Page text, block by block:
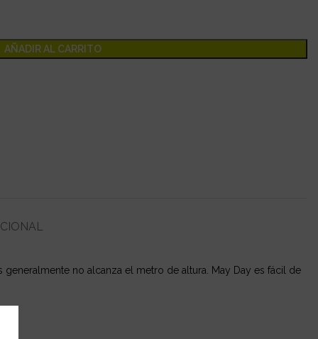
AÑADIR AL CARRITO
generalmente no alcanza el metro de altura. May Day es fácil de